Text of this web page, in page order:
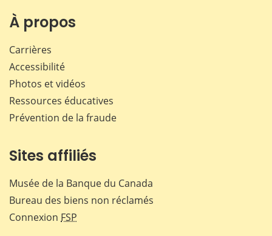
À propos
Carrières
Accessibilité
Photos et vidéos
Ressources éducatives
Prévention de la fraude
Sites affiliés
Musée de la Banque du Canada
Bureau des biens non réclamés
Connexion FSP